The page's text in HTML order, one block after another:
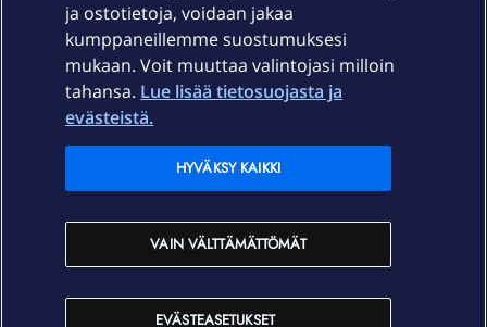
Ajankohtaista
Elisa Oyj
In English
ja ostotietoja, voidaan jakaa
kumppaneillemme suostumuksesi
mukaan. Voit muuttaa valintojasi milloin
tahansa. Lue lisää tietosuojasta ja
evästeistä.
EVÄSTEASETUKSET
VAIN VÄLTTÄMÄTTÖMÄT
HYVÄKSY KAIKKI